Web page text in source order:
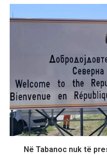
Në Tabanoc nuk të